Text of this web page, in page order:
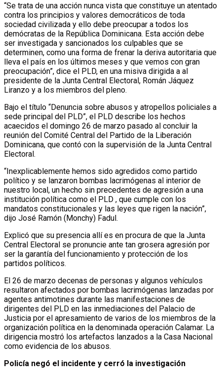
“Se trata de una acción nunca vista que constituye un atentado
contra los principios y valores democráticos de toda
sociedad civilizada y ello debe preocupar a todos los
demócratas de la República Dominicana. Esta acción debe
ser investigada y sancionados los culpables que se
determinen, como una forma de frenar la deriva autoritaria que
lleva el país en los últimos meses y que vemos con gran
preocupación”, dice el PLD, en una misiva dirigida a al
presidente de la Junta Central Electoral, Román Jáquez
Liranzo y a los miembros del pleno.
Bajo el título “Denuncia sobre abusos y atropellos policiales a
sede principal del PLD”, el PLD describe los hechos
acaecidos el domingo 26 de marzo pasado al concluir la
reunión del Comité Central del Partido de la Liberación
Dominicana, que contó con la supervisión de la Junta Central
Electoral.
“Inexplicablemente hemos sido agredidos como partido
político y se lanzaron bombas lacrimógenas al interior de
nuestro local, un hecho sin precedentes de agresión a una
institución política como el PLD , que cumple con los
mandatos constitucionales y las leyes que rigen la nación”,
dijo José Ramón (Monchy) Fadul.
Explicó que su presencia allí es en procura de que la Junta
Central Electoral se pronuncie ante tan grosera agresión por
ser la garantía del funcionamiento y protección de los
partidos políticos.
El 26 de marzo decenas de personas y algunos vehículos
resultaron afectados por bombas lacrimógenas lanzadas por
agentes antimotines durante las manifestaciones de
dirigentes del PLD en las inmediaciones del Palacio de
Justicia por el apresamiento de varios de los miembros de la
organización política en la denominada operación Calamar. La
dirigencia mostró los artefactos lanzados a la Casa Nacional
como evidencia de los abusos.
Policía negó el incidente y cerró la investigación